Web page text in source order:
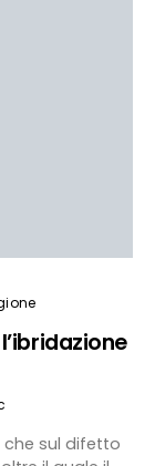
che sul difetto